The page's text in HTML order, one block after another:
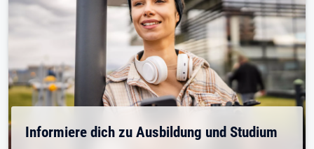
Informiere dich zu Ausbildung und Studium